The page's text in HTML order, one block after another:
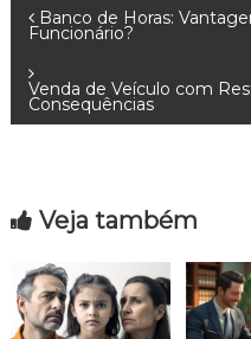
N
a
v
g
a
Banco de Horas:
Funcionário?
Venda de Veículo com
Consequências
Veja também